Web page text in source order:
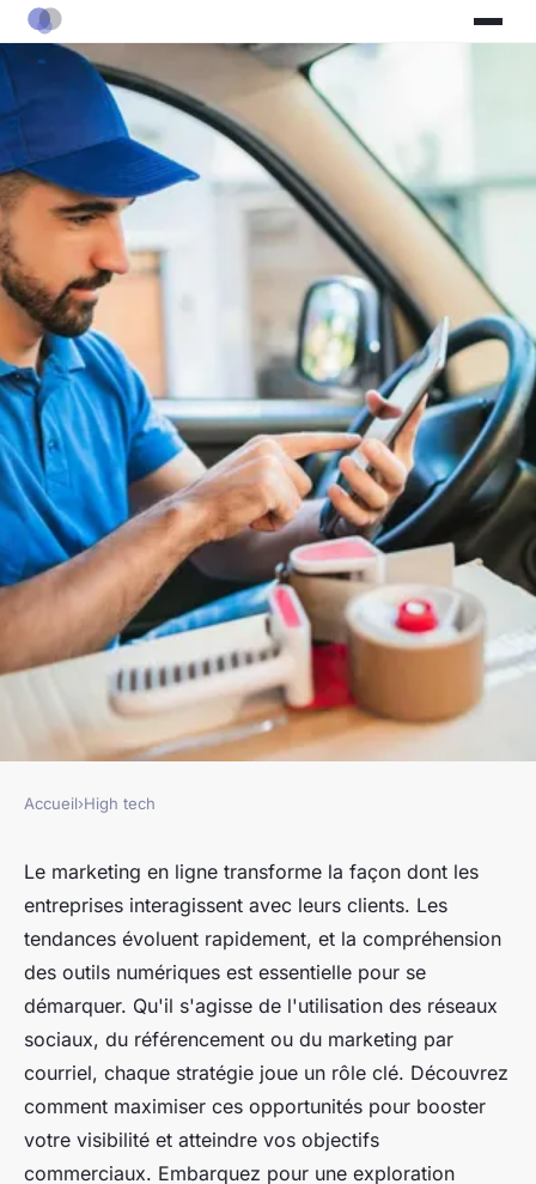
HIGH TECH
Tout sur le marketing en ligne
Charles 16 octobre 2024 • 8 min de lecture
Accueil›High tech
Le marketing en ligne transforme la façon dont les
entreprises interagissent avec leurs clients. Les
tendances évoluent rapidement, et la compréhension
des outils numériques est essentielle pour se
démarquer. Qu'il s'agisse de l'utilisation des réseaux
sociaux, du référencement ou du marketing par
courriel, chaque stratégie joue un rôle clé. Découvrez
comment maximiser ces opportunités pour booster
votre visibilité et atteindre vos objectifs
commerciaux. Embarquez pour une exploration